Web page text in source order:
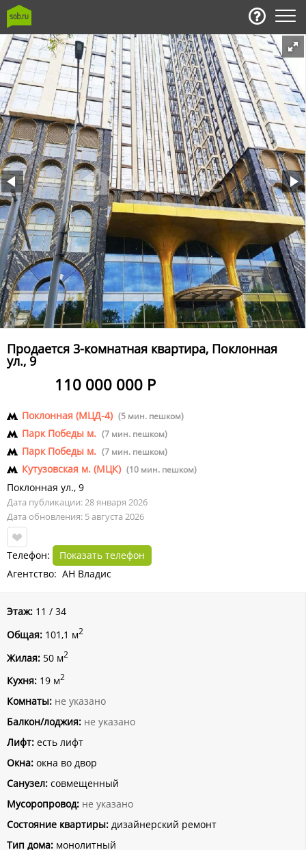
Продается 3-комнатная квартира, Поклонная
ул., 9
110 000 000 Р
Поклонная (МЦД-4) (5 мин. пешком)
Парк Победы м. (7 мин. пешком)
Парк Победы м. (7 мин. пешком)
Кутузовская м. (МЦК) (10 мин. пешком)
Поклонная ул., 9
Дата публикации: 28 января 2026
Дата обновления: 5 августа 2026
Телефон:
Показать телефон
Агентство: АН Владис
Этаж: 11 / 34
Общая: 101,1 м2
Жилая: 50 м2
Кухня: 19 м2
Комнаты: не указано
Балкон/лоджия: не указано
Лифт: есть лифт
Окна: окна во двор
Санузел: совмещенный
Мусоропровод: не указано
Состояние квартиры: дизайнерский ремонт
Тип дома: монолитный